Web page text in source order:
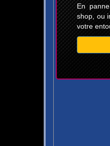
En
shop, ou
votre